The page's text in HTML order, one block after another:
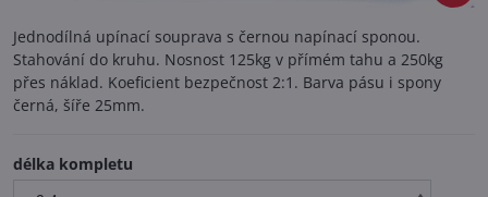
Jednodílná upínací souprava s černou napínací sponou.
Stahování do kruhu. Nosnost 125kg v přímém tahu a 250kg
přes náklad. Koeficient bezpečnost 2:1. Barva pásu i spony
černá, šíře 25mm.
délka kompletu